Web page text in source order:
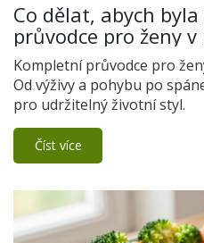
Co dělat, abych
průvodce pro ženy v
Kompletní průvodce pro
Od výživy a pohybu po
pro udržitelný životní styl.
Číst více